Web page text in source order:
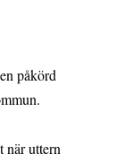
påkörd
när uttern